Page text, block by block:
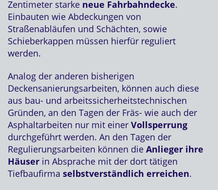
Zentimeter starke neue Fahrbahndecke.
Einbauten wie Abdeckungen von
Straßenabläufen und Schächten, sowie
Schieberkappen müssen hierfür reguliert
werden.
Analog der anderen bisherigen
Deckensanierungsarbeiten, können auch diese
aus bau- und arbeitssicherheitstechnischen
Gründen, an den Tagen der Fräs- wie auch der
Asphaltarbeiten nur mit einer Vollsperrung
durchgeführt werden. An den Tagen der
Regulierungsarbeiten können die Anlieger ihre
Häuser in Absprache mit der dort tätigen
Tiefbaufirma selbstverständlich erreichen.